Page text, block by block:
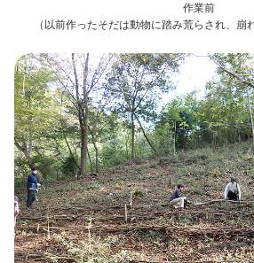
作業前
（以前作ったそだは動物に踏み荒らされ、崩